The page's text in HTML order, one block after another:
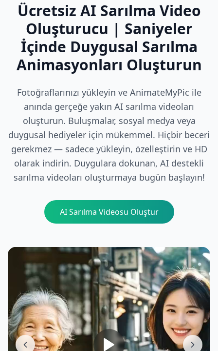
Ücretsiz AI Sarılma Video
Oluşturucu | Saniyeler
İçinde Duygusal Sarılma
Animasyonları Oluşturun
Fotoğraflarınızı yükleyin ve AnimateMyPic ile
anında gerçeğe yakın AI sarılma videoları
oluşturun. Buluşmalar, sosyal medya veya
duygusal hediyeler için mükemmel. Hiçbir beceri
gerekmez — sadece yükleyin, özelleştirin ve HD
olarak indirin. Duygulara dokunan, AI destekli
sarılma videoları oluşturmaya bugün başlayın!
AI Sarılma Videosu Oluştur